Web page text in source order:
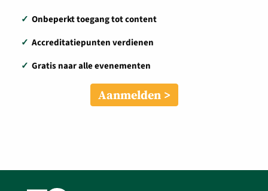
✓ Onbeperkt toegang tot content
✓ Accreditatiepunten verdienen
✓ Gratis naar alle evenementen
Aanmelden